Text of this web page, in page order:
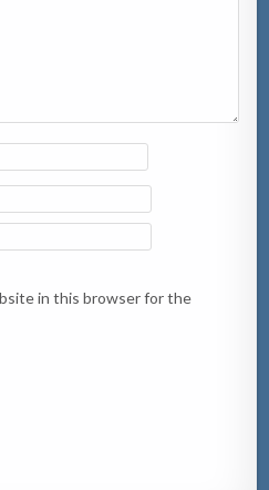
in this browser for the